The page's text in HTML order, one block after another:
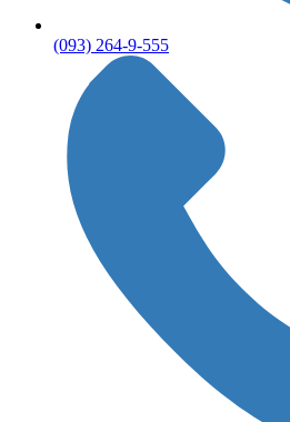
(093) 264-9-555